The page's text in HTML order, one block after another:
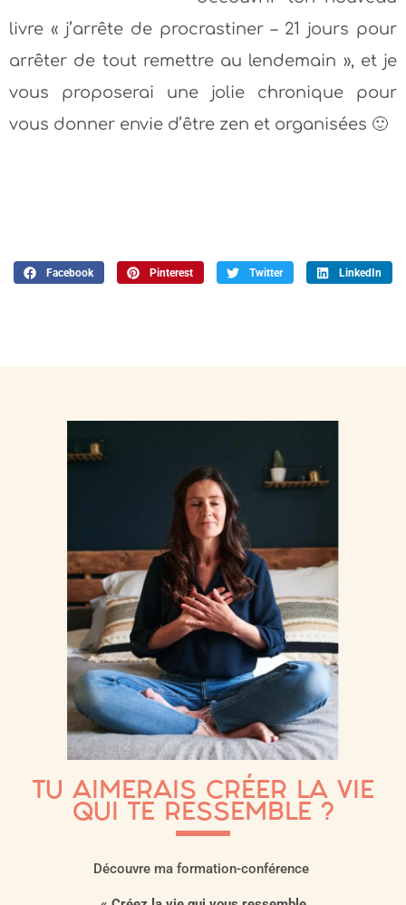
livre « j’arrête de procrastiner – 21 jours pour
arrêter de tout remettre au lendemain », et je
vous proposerai une jolie chronique pour
vous donner envie d’être zen et organisées 🙂
Facebook Pinterest Twitter LinkedIn
TU AIMERAIS CRÉER LA VIE
QUI TE RESSEMBLE ?
Découvre ma formation-conférence